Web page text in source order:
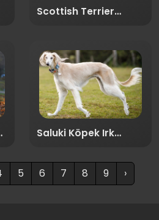
Scottish Terrier
Saluki Köpek Irk
5 6 7 8 9 ›